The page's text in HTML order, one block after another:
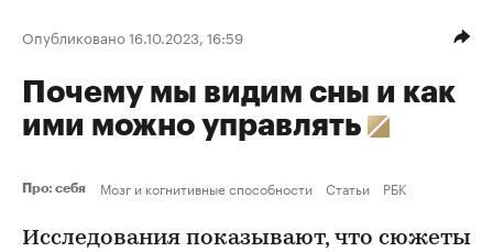
Опубликовано 16.10.2023, 16:59
Почему мы видим сны и как
ими можно управлять
Про: себя Мозг и когнитивные способности Статьи РБК
Исследования показывают, что сюжеты